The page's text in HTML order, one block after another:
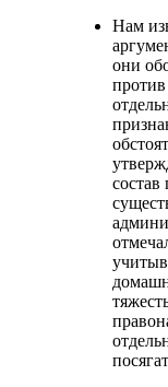
Нам
они
состав